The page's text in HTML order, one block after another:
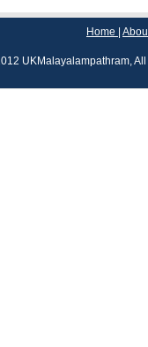
Home
UKMalayalampathram,